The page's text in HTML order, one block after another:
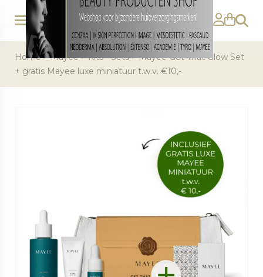
Home>Mayee>Kits - Sets>Mayee Get That Glow Set
+ gratis Mayee luxe miniatuur t.w.v. €10,-